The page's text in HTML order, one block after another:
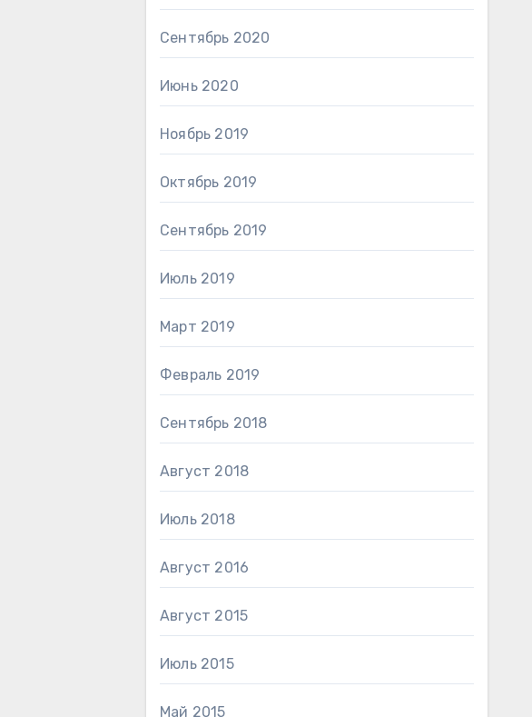
Сентябрь 2020
Июнь 2020
Ноябрь 2019
Октябрь 2019
Сентябрь 2019
Июль 2019
Март 2019
Февраль 2019
Сентябрь 2018
Август 2018
Июль 2018
Август 2016
Август 2015
Июль 2015
Май 2015